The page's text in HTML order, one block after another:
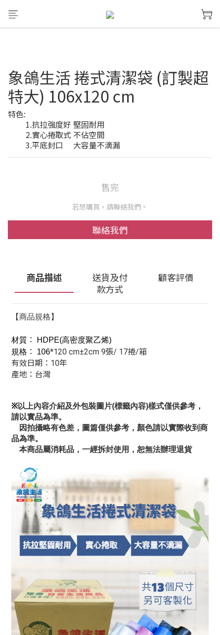
象鴿生活 捲式清潔袋 (訂製超
特大) 106x120 cm
特色:
         1.抗拉強度好 堅固耐用
         2.實心捲取式 不佔空間
         3.平底封口     大容量不滴漏
售完
若想購買，請聯絡我們。
聯絡我們
商品描述
送貨及付
款方式
顧客評價
【商品規格】
材質 ：
HDPE(高密度聚乙烯)
規格 ： 106*120 cm±2cm 9張/ 17捲/箱
有效日期 ： 10年
產地 ： 台灣
※以上內容介紹及外包裝圖片(標籤內容)樣式僅供參考，
請以實品為準。
因拍攝略有色差，圖篇僅供參考，顏色請以實際收到商
品為準。
本商品屬消耗品，一經拆封使用，恕無法辦理退貨